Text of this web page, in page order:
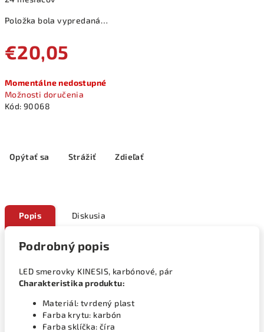
Položka bola vypredaná…
€20,05
cena:
Momentálne nedostupné
Možnosti doručenia
Kód: 90068
Opýtať sa Strážiť Zdieľať
Popis Diskusia
Podrobný popis
LED smerovky KINESIS, karbónové, pár
Charakteristika produktu:
Materiál: tvrdený plast
Farba krytu: karbón
Farba sklíčka: číra